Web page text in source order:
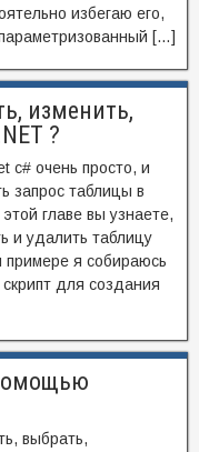
избегаю его,
[…]
изменить,
?
c# очень просто, и
запрос таблицы в
главе вы узнаете,
и удалить таблицу
я собираюсь
для создания
выбрать,